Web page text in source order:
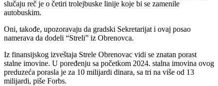
slučaju reč je o četiri trolejbuske linije koje bi se zamenile
autobuskim.
Oni, takođe, upozoravaju da gradski Sekretarijat i ovaj posao
namerava da dodeli “Streli” iz Obrenovca.
Iz finansijskog izveštaja Strele Obrenovac vidi se znatan porast
stalne imovine. U poređenju sa početkom 2024. stalna imovina ovog
preduzeća porasla je za 10 milijardi dinara, sa tri na više od 13
milijardi, piše Forbs.